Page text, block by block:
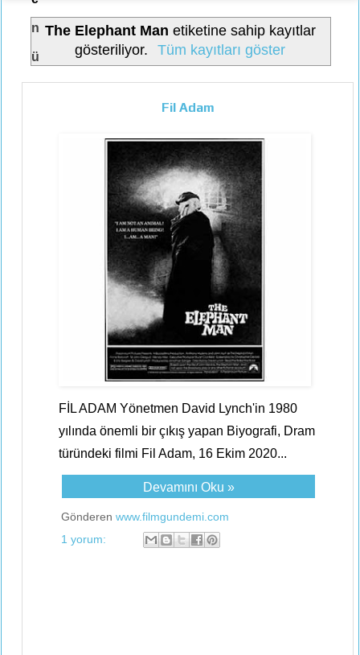
n
ü
The Elephant Man etiketine sahip kayıtlar
gösteriliyor.
Tüm kayıtları göster
Fil Adam
FİL ADAM Yönetmen David Lynch'in 1980
yılında önemli bir çıkış yapan Biyografi, Dram
türündeki filmi Fil Adam, 16 Ekim 2020...
Devamını Oku »
Gönderen www.filmgundemi.com
1 yorum: